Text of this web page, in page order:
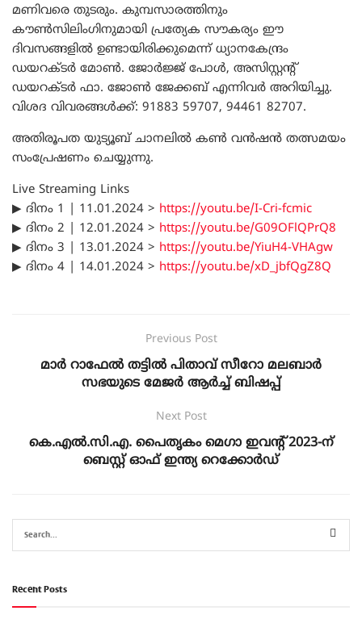
മണിവരെ തുടരും. കുമ്പസാരത്തിനും
കൗൺസിലിംഗിനുമായി പ്രത്യേക സൗകര്യം ഈ
ദിവസങ്ങളിൽ ഉണ്ടായിരിക്കുമെന്ന് ധ്യാനകേന്ദ്രം
ഡയറക്ടർ മോൺ. ജോർജ്ജ് പോൾ, അസിസ്റ്റന്റ്
ഡയറക്ടർ ഫാ. ജോൺ ജേക്കബ് എന്നിവർ അറിയിച്ചു.
വിശദ വിവരങ്ങൾക്ക്: 91883 59707, 94461 82707.
അതിരൂപത യുട്യൂബ് ചാനലിൽ കൺ വൻഷൻ തത്സമയം
സംപ്രേഷണം ചെയ്യുന്നു.
Live Streaming Links
▶ ദിനം 1 | 11.01.2024 > https://youtu.be/I-Cri-fcmic
▶ ദിനം 2 | 12.01.2024 > https://youtu.be/G09OFlQPrQ8
▶ ദിനം 3 | 13.01.2024 > https://youtu.be/YiuH4-VHAgw
▶ ദിനം 4 | 14.01.2024 > https://youtu.be/xD_jbfQgZ8Q
Previous Post
മാർ റാഫേൽ തട്ടിൽ പിതാവ് സീറോ മലബാർ
സഭയുടെ മേജർ ആർച്ച് ബിഷപ്പ്
Next Post
കെ.എൽ.സി.എ. പൈതൃകം മെഗാ ഇവന്റ് 2023-ന്‌
ബെസ്റ്റ് ഓഫ് ഇന്ത്യ റെക്കോർഡ്
Recent Posts